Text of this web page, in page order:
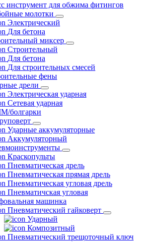
инструмент для обжима фитингов
молотки
Электрический
Для бетона
миксер
Строительный
Для бетона
Для строительных смесей
фены
дрели
Электрическая ударная
Сетевая ударная
болгарки
Ударные аккумуляторные
Аккумуляторный
Краскопульты
Пневматическая дрель
Пневматическая прямая дрель
Пневматическая угловая дрель
Пневматичская угловая
машинка
Пневматический гайковерт
Ударный
Композитный
Пневматический трещоточный ключ